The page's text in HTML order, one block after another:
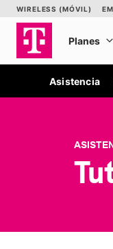
Asistencia